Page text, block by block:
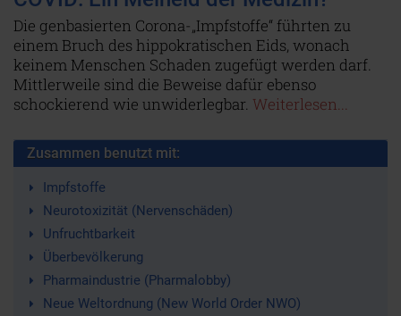
Die genbasierten Corona-„Impfstoffe“ führten zu
einem Bruch des hippokratischen Eids, wonach
keinem Menschen Schaden zugefügt werden darf.
Mittlerweile sind die Beweise dafür ebenso
schockierend wie unwiderlegbar. Weiterlesen...
Zusammen benutzt mit:
Impfstoffe
Neurotoxizität (Nervenschäden)
Unfruchtbarkeit
Überbevölkerung
Pharmaindustrie (Pharmalobby)
Neue Weltordnung (New World Order NWO)